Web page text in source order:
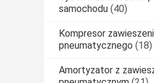
samochodu (40)
Kompresor
pneumatycznego (18)
Amortyzator z